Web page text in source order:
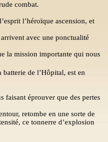
combat.
l’héroïque ascension, et
avec une ponctualité
la mission importante qui nous
batterie de l’Hôpital, est en
faisant éprouver que des pertes
retombe en une sorte de
ce tonnerre d’explosion